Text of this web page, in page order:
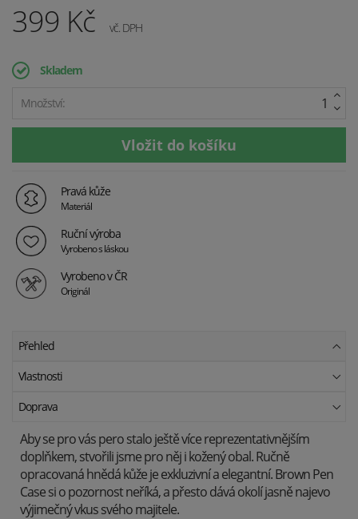
399 Kč vč. DPH
Skladem
Množství:
Pravá kůže
Materiál
Ruční výroba
Vyrobeno s láskou
Vyrobeno v ČR
Originál
Přehled
Vlastnosti
Doprava
Aby se pro vás pero stalo ještě více reprezentativnějším
doplňkem, stvořili jsme pro něj i kožený obal. Ručně
opracovaná hnědá kůže je exkluzivní a elegantní. Brown Pen
Case si o pozornost neříká, a přesto dává okolí jasně najevo
výjimečný vkus svého majitele.